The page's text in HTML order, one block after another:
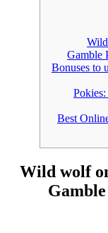
Gamble
Bonuses to
Best
Wild wolf